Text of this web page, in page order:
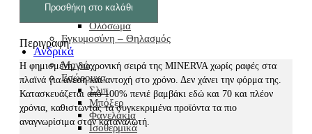
Μπικίνι
Ολόσωμα
Εγκυμοσύνη – Θηλασμός
Ανδρικά
Μαγιό
Εσώρουχα
Σλιπ
Μπόξερ
Φανελάκια
Ισοθερμικά
Προσθήκη στο καλάθι
Περιγραφή
Η φημισμένη, διαχρονική σειρά της ΜΙΝΕRVA χωρίς ραφές στα
πλαϊνά για άνεση και αντοχή στο χρόνο. Δεν χάνει την φόρμα της.
Κατασκευάζεται από 100% πενιέ βαμβάκι εδώ και 70 και πλέον
χρόνια, καθιστώντας τα συγκεκριμένα προϊόντα τα πιο
αναγνωρίσιμα στον καταναλωτή.